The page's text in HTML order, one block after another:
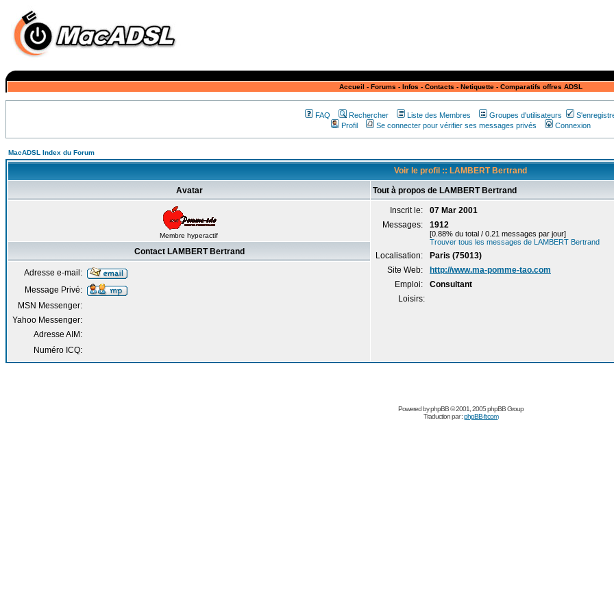
Accueil - Forums - Infos - Contacts - Netiquette- Comparatifs offres ADSL
FAQ Rechercher Liste des Membres Groupes d'utilisateurs
Profil
Se connecter pour vérifier ses messages privés Connexion
MacADSL Index du Forum
Voir le profil :: LAMBERT Bertrand
Avatar Tout à propos de LAMBERT Bertrand
Membre hyperactif
Inscrit le:
07 Mar 2001
Messages:
1912
[0.88% du total / 0.21 messages par jour]
Trouver tous les messages de LAMBERT Bertrand
Localisation:
Paris (75013)
Site Web:
http://www.ma-pomme-tao.com
Emploi:
Consultant
Loisirs:
Contact LAMBERT Bertrand
Adresse e-mail:
Message Privé:
MSN Messenger:
Yahoo Messenger:
Adresse AIM:
Numéro ICQ:
Powered byphpBB© 2001, 2005 phpBB Group
Traduction par :phpBB-fr.com